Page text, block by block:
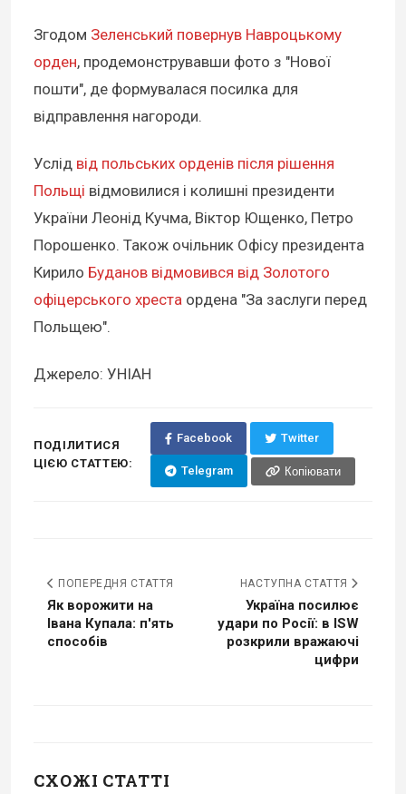
Згодом Зеленський повернув Навроцькому
орден, продемонструвавши фото з "Нової
пошти", де формувалася посилка для
відправлення нагороди.
Услід від польських орденів після рішення
Польщі відмовилися і колишні президенти
України Леонід Кучма, Віктор Ющенко, Петро
Порошенко. Також очільник Офісу президента
Кирило Буданов відмовився від Золотого
офіцерського хреста ордена "За заслуги перед
Польщею".
Джерело: УНІАН
ПОДІЛИТИСЯ
ЦІЄЮ СТАТТЕЮ:
Facebook Twitter
Telegram Копіювати
ПОПЕРЕДНЯ СТАТТЯ
Як ворожити на
Івана Купала: п'ять
способів
НАСТУПНА СТАТТЯ
Україна посилює
удари по Росії: в ISW
розкрили вражаючі
цифри
СХОЖІ СТАТТІ